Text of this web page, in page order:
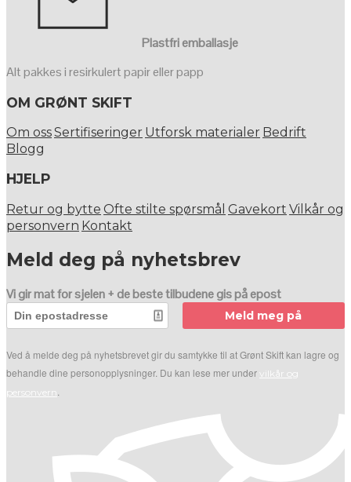
Plastfri emballasje
Alt pakkes i resirkulert papir eller papp
OM GRØNT SKIFT
Om ossSertifiseringer Utforsk materialer Bedrift
Blogg
HJELP
Retur og bytte Ofte stilte spørsmål Gavekort Vilkår og
personvern Kontakt
Meld deg på nyhetsbrev
Vi gir mat for sjelen + de beste tilbudene gis på epost
Meld meg på
Ved å melde deg på nyhetsbrevet gir du samtykke til at Grønt Skift kan lagre og
behandle dine personopplysninger. Du kan lese mer under vilkår og
personvern